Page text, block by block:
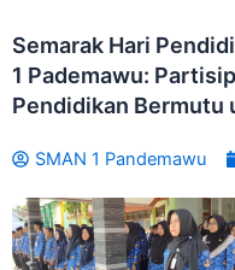
Semarak Hari
1 Pademawu:
Pendidikan Bermutu
SMAN 1 Pandemawu